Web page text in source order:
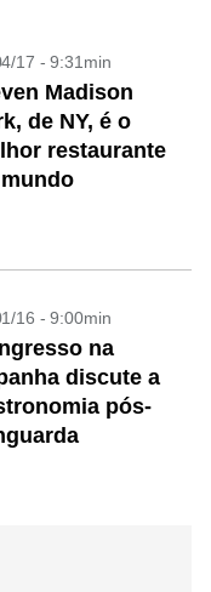
17 - 9:31min
Madison
de NY, é o
restaurante
16 - 9:00min
na
discute a
pós-